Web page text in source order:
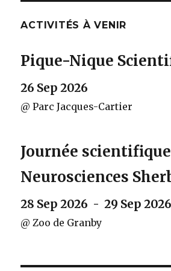
ACTIVITÉS À VENIR
Pique-Nique
26 Sep 2026
@ Parc Jacques-Cartier
Journée scientifique
Neurosciences
28 Sep 2026 - 29 Sep 2026
@ Zoo de Granby